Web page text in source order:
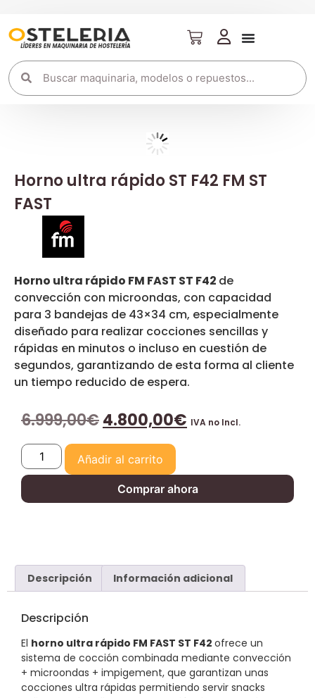
Horno ultra rápido ST F42 FM ST
FAST
Horno ultra rápido FM FAST ST F42 de
convección con microondas, con capacidad
para 3 bandejas de 43×34 cm, especialmente
diseñado para realizar cocciones sencillas y
rápidas en minutos o incluso en cuestión de
segundos, garantizando de esta forma al cliente
un tiempo reducido de espera.
6.999,00€4.800,00€ IVA no Incl.
Añadir al carrito
Comprar ahora
Descripción Información adicional
Descripción
El horno ultra rápido FM FAST ST F42 ofrece un
sistema de cocción combinada mediante convección
+ microondas + impigement, que garantizan unas
cocciones ultra rápidas permitiendo servir snacks